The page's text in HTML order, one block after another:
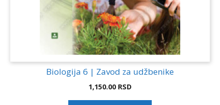
Biologija 6 | Zavod za udžbenike
1,150.00 RSD